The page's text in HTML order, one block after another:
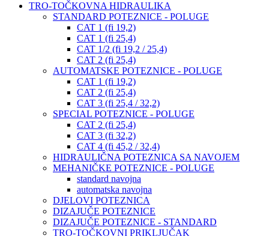
TRO-TOČKOVNA HIDRAULIKA
STANDARD POTEZNICE - POLUGE
CAT 1 (fi 19,2)
CAT 1 (fi 25,4)
CAT 1/2 (fi 19,2 / 25,4)
CAT 2 (fi 25,4)
AUTOMATSKE POTEZNICE - POLUGE
CAT 1 (fi 19,2)
CAT 2 (fi 25,4)
CAT 3 (fi 25,4 / 32,2)
SPECIAL POTEZNICE - POLUGE
CAT 2 (fi 25,4)
CAT 3 (fi 32,2)
CAT 4 (fi 45,2 / 32,4)
HIDRAULIČNA POTEZNICA SA NAVOJEM
MEHANIČKE POTEZNICE - POLUGE
standard navojna
automatska navojna
DJELOVI POTEZNICA
DIZAJUČE POTEZNICE
DIZAJUČE POTEZNICE - STANDARD
TRO-TOČKOVNI PRIKLJUČAK